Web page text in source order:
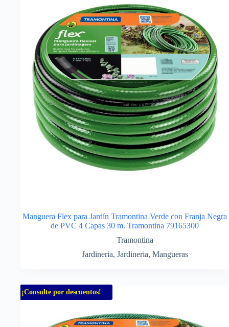
Manguera Flex para Jardín Tramontina Verde con Franja Negra
de PVC 4 Capas 30 m. Tramontina 79165300
Tramontina
Jardineria, Jardineria, Mangueras
¡Consulte por descuentos!